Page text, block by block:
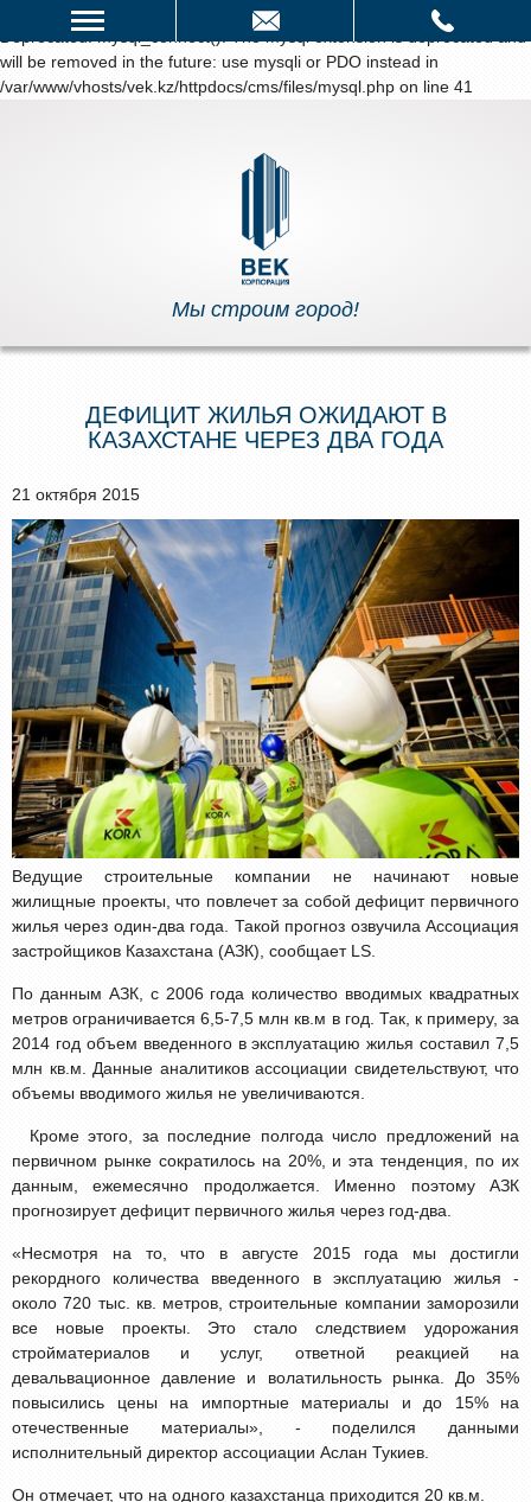
Deprecated: mysql_connect(): The mysql extension is deprecated and
will be removed in the future: use mysqli or PDO instead in
/var/www/vhosts/vek.kz/httpdocs/cms/files/mysql.php on line 41
написать нам
Мы строим город!
ДЕФИЦИТ ЖИЛЬЯ ОЖИДАЮТ В
КАЗАХСТАНЕ ЧЕРЕЗ ДВА ГОДА
21 октября 2015
Ведущие строительные компании не начинают новые
жилищные проекты, что повлечет за собой дефицит первичного
жилья через один-два года. Такой прогноз озвучила Ассоциация
застройщиков Казахстана (АЗК), сообщает LS.
По данным АЗК, с 2006 года количество вводимых квадратных
метров ограничивается 6,5-7,5 млн кв.м в год. Так, к примеру, за
2014 год объем введенного в эксплуатацию жилья составил 7,5
млн кв.м. Данные аналитиков ассоциации свидетельствуют, что
объемы вводимого жилья не увеличиваются.
Кроме этого, за последние полгода число предложений на
первичном рынке сократилось на 20%, и эта тенденция, по их
данным, ежемесячно продолжается. Именно поэтому АЗК
прогнозирует дефицит первичного жилья через год-два.
«Несмотря на то, что в августе 2015 года мы достигли
рекордного количества введенного в эксплуатацию жилья -
около 720 тыс. кв. метров, строительные компании заморозили
все новые проекты. Это стало следствием удорожания
стройматериалов и услуг, ответной реакцией на
девальвационное давление и волатильность рынка. До 35%
повысились цены на импортные материалы и до 15% на
отечественные материалы», - поделился данными
исполнительный директор ассоциации Аслан Тукиев.
Он отмечает, что на одного казахстанца приходится 20 кв.м.